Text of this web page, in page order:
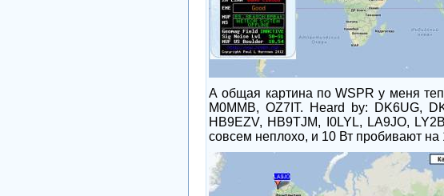
А общая картина поWSPR у меня
M0MMB, OZ7IT. Heard by: DK6UG,
HB9EZV, HB9TJM, I0LYL, LA9JO,
совсем неплохо, и 10 Вт пробивают